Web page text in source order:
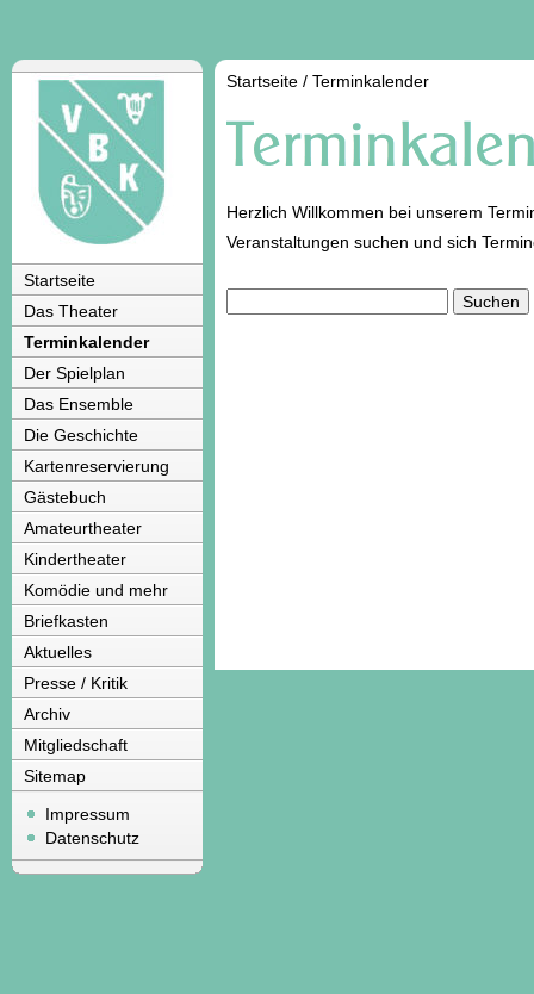
Startseite
Das Theater
Terminkalender
Der Spielplan
Das Ensemble
Die Geschichte
Kartenreservierung
Gästebuch
Amateurtheater
Kindertheater
Komödie und mehr
Briefkasten
Aktuelles
Presse / Kritik
Archiv
Mitgliedschaft
Sitemap
Impressum
Datenschutz
Startseite / Terminkalender
Herzlich Willkommen bei unserem
Veranstaltungen suchen und sich